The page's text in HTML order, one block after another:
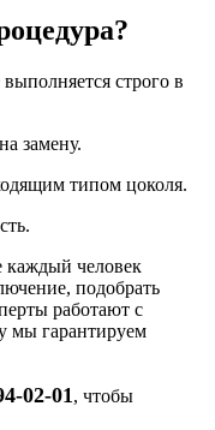
строго в
замену.
типом цоколя.
каждый человек
подобрать
работают с
мы гарантируем
02-01 , чтобы